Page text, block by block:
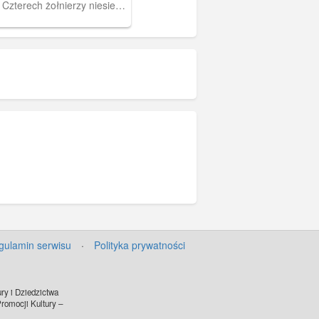
żołnierzy niesie
na kawałku
zasób dostępny w
serwisu · Polityka prywatności
i Dziedzictwa
Kultury –